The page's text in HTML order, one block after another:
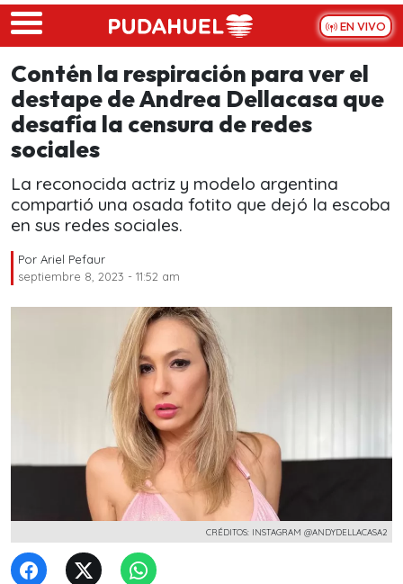
Skip to main content
EN VIVO
Contén la respiración para ver el
destape de Andrea Dellacasa que
desafía la censura de redes
sociales
La reconocida actriz y modelo argentina
compartió una osada fotito que dejó la escoba
en sus redes sociales.
Por Ariel Pefaur
septiembre 8, 2023 - 11:52 am
CRÉDITOS: INSTAGRAM @ANDYDELLACASA2